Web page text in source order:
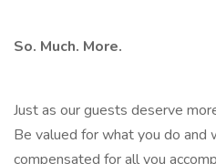
So. Much. More.
Just as our guests deserve
Be valued for what you do and
compensated for all you